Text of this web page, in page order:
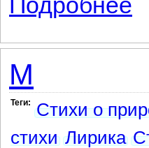
Подробнее
М
Теги: Стихи о
стихи Лирика